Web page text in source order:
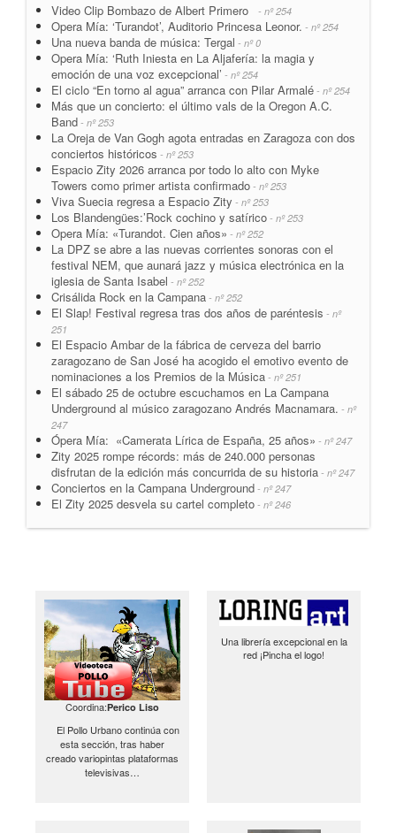
Video Clip Bombazo de Albert Primero - nº 254
Opera Mía: ‘Turandot’, Auditorio Princesa Leonor. - nº 254
Una nueva banda de música: Tergal - nº 0
Opera Mía: ‘Ruth Iniesta en La Aljafería: la magia y
emoción de una voz excepcional’ - nº 254
El ciclo “En torno al agua” arranca con Pilar Armalé - nº 254
Más que un concierto: el último vals de la Oregon A.C.
Band - nº 253
La Oreja de Van Gogh agota entradas en Zaragoza con dos
conciertos históricos - nº 253
Espacio Zity 2026 arranca por todo lo alto con Myke
Towers como primer artista confirmado - nº 253
Viva Suecia regresa a Espacio Zity - nº 253
Los Blandengües:’Rock cochino y satírico - nº 253
Opera Mía: «Turandot. Cien años» - nº 252
La DPZ se abre a las nuevas corrientes sonoras con el
festival NEM, que aunará jazz y música electrónica en la
iglesia de Santa Isabel - nº 252
Crisálida Rock en la Campana - nº 252
El Slap! Festival regresa tras dos años de paréntesis - nº
251
El Espacio Ambar de la fábrica de cerveza del barrio
zaragozano de San José ha acogido el emotivo evento de
nominaciones a los Premios de la Música - nº 251
El sábado 25 de octubre escuchamos en La Campana
Underground al músico zaragozano Andrés Macnamara. - nº
247
Ópera Mía: «Camerata Lírica de España, 25 años» - nº 247
Zity 2025 rompe récords: más de 240.000 personas
disfrutan de la edición más concurrida de su historia - nº 247
Conciertos en la Campana Underground - nº 247
El Zity 2025 desvela su cartel completo - nº 246
Coordina:Perico Liso
El Pollo Urbano continúa con
esta sección, tras haber
creado variopintas plataformas
televisivas…
Una librería excepcional en la
red ¡Pincha el logo!